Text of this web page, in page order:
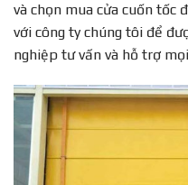
và chọn mua cửa cuốn tốc
với công ty chúng tôi để
nghiệp tư vấn và hỗ trợ